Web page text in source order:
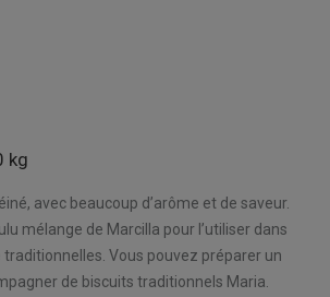
kg
avec beaucoup d’arôme et de saveur.
mélange de Marcilla pour l’utiliser dans
Vous pouvez préparer un
de biscuits traditionnels Maria.